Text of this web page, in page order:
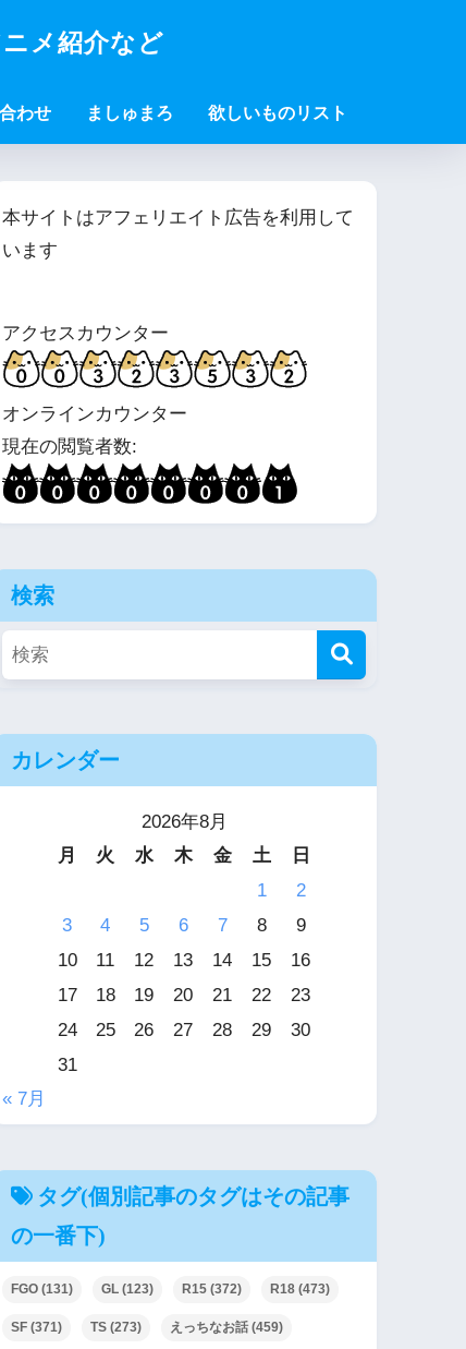
メ紹介など
わせ ましゅまろ 欲しいものリスト
本サイトはアフェリエイト広告を利用して
います
アクセスカウンター
オンラインカウンター
現在の閲覧者数:
検索
カレンダー
2026年8月
月
火 水 木 金 土
日
1
2
3
4 5 6 7 8
9
10
11 12 13 14 15
16
17
18 19 20 21 22
23
24
25 26 27 28 29
30
31
« 7月
タグ(個別記事のタグはその記事
の一番下)
FGO (131) GL (123) R15 (372) R18 (473)
SF (371) TS (273) えっちなお話 (459)